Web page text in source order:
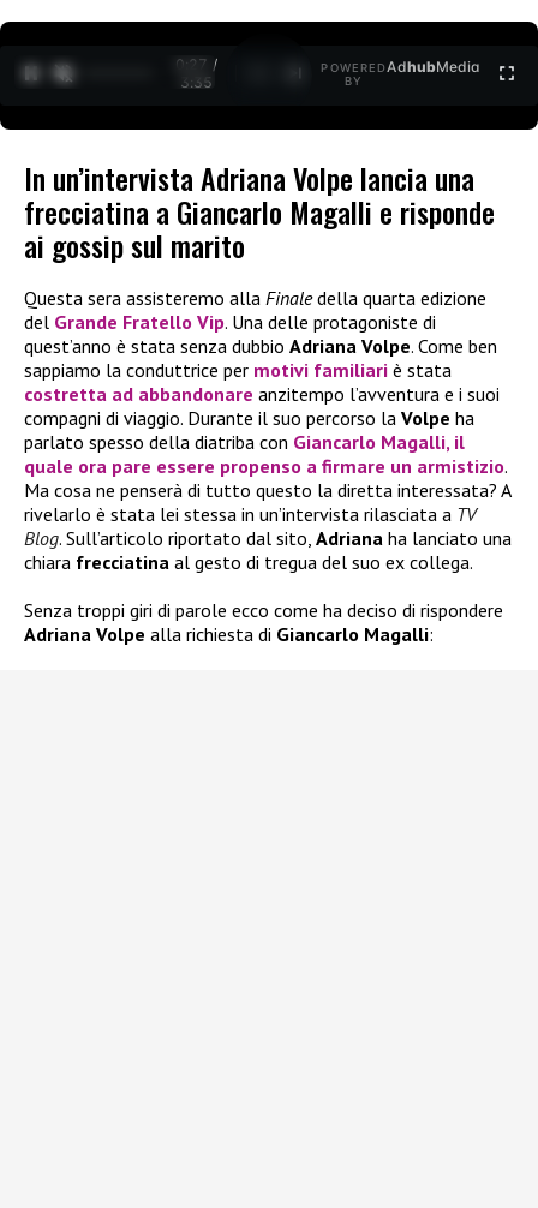
0:27 /
3:35
POWERED
BY
AdhubMedia
In un’intervista Adriana Volpe lancia una
frecciatina a Giancarlo Magalli e risponde
ai gossip sul marito
Questa sera assisteremo alla Finaledella quarta edizione
del Grande Fratello Vip. Una delle protagoniste di
quest’anno è stata senza dubbio Adriana Volpe. Come ben
sappiamo la conduttrice per motivi familiari è stata
costretta ad abbandonare anzitempo l’avventura e i suoi
compagni di viaggio. Durante il suo percorso la Volpe ha
parlato spesso della diatriba con Giancarlo Magalli, il
quale ora pare essere propenso a firmare un armistizio.
Ma cosa ne penserà di tutto questo la diretta interessata? A
rivelarlo è stata lei stessa in un’intervista rilasciata a TV
Blog. Sull’articolo riportato dal sito, Adriana ha lanciato una
chiara frecciatina al gesto di tregua del suo ex collega.
Senza troppi giri di parole ecco come ha deciso di rispondere
Adriana Volpe alla richiesta di Giancarlo Magalli: